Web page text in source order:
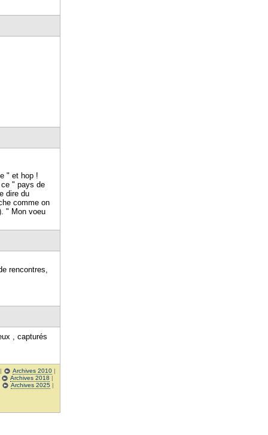
" et hop !
" pays de
dire du
comme on
" Mon voeu
rencontres,
, capturés
| Archives 2010|
Archives 2018 |
Archives 2025|